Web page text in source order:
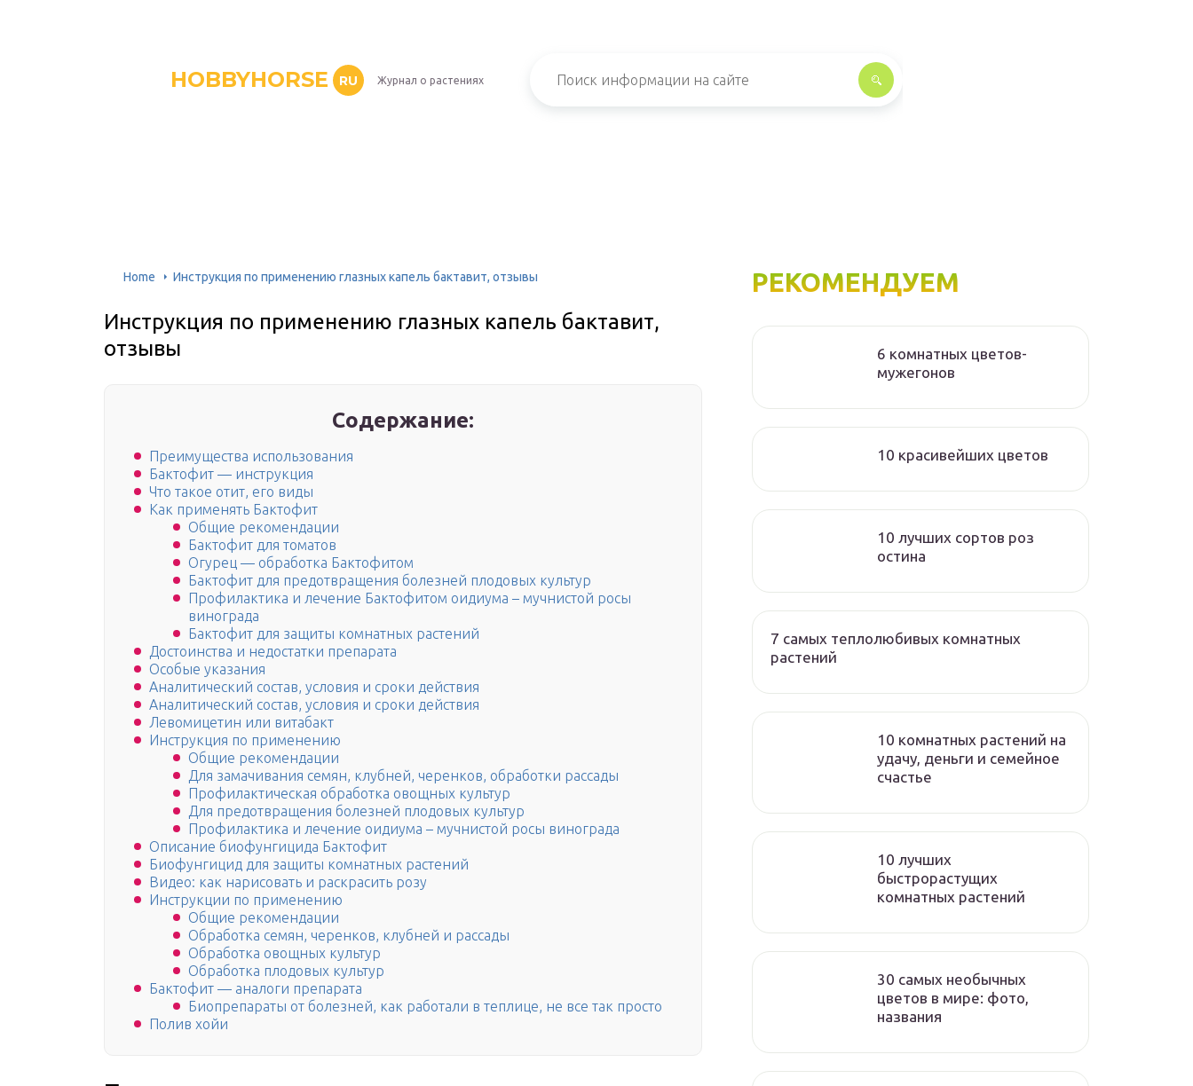
HOBBYHORSE RU Журнал о растениях
Home Инструкция по применению глазных капель бактавит, отзывы
Инструкция по применению глазных капель бактавит,
отзывы
Содержание:
Преимущества использования
Бактофит — инструкция
Что такое отит, его виды
Как применять Бактофит
Общие рекомендации
Бактофит для томатов
Огурец — обработка Бактофитом
Бактофит для предотвращения болезней плодовых культур
Профилактика и лечение Бактофитом оидиума – мучнистой росы
винограда
Бактофит для защиты комнатных растений
Достоинства и недостатки препарата
Особые указания
Аналитический состав, условия и сроки действия
Аналитический состав, условия и сроки действия
Левомицетин или витабакт
Инструкция по применению
Общие рекомендации
Для замачивания семян, клубней, черенков, обработки рассады
Профилактическая обработка овощных культур
Для предотвращения болезней плодовых культур
Профилактика и лечение оидиума – мучнистой росы винограда
Описание биофунгицида Бактофит
Биофунгицид для защиты комнатных растений
Видео: как нарисовать и раскрасить розу
Инструкции по применению
Общие рекомендации
Обработка семян, черенков, клубней и рассады
Обработка овощных культур
Обработка плодовых культур
Бактофит — аналоги препарата
Биопрепараты от болезней, как работали в теплице, не все так просто
Полив хойи
РЕКОМЕНДУЕМ
6 комнатных цветов-
мужегонов
10 красивейших цветов
10 лучших сортов роз
остина
7 самых теплолюбивых комнатных
растений
10 комнатных растений на
удачу, деньги и семейное
счастье
10 лучших
быстрорастущих
комнатных растений
30 самых необычных
цветов в мире: фото,
названия